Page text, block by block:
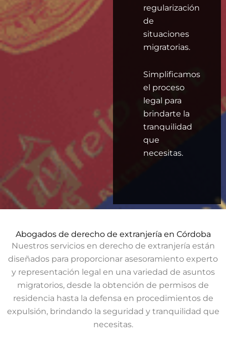
regularización
de
situaciones
migratorias.
Simplificamos
el proceso
legal para
brindarte la
tranquilidad
que
necesitas.
Abogados de derecho de extranjería en Córdoba
Nuestros servicios en derecho de extranjería están
diseñados para proporcionar asesoramiento experto
y representación legal en una variedad de asuntos
migratorios, desde la obtención de permisos de
residencia hasta la defensa en procedimientos de
expulsión, brindando la seguridad y tranquilidad que
necesitas.